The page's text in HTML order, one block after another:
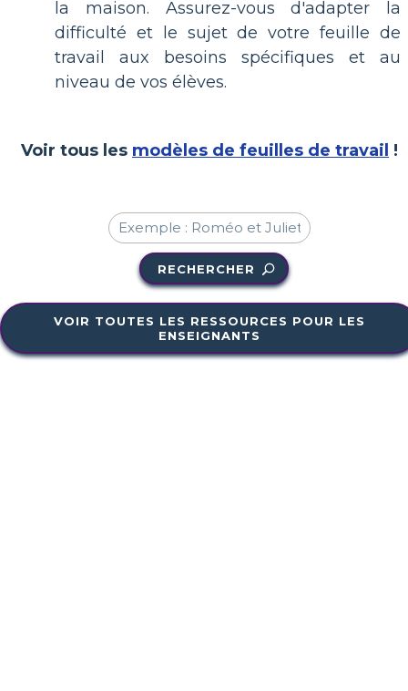
la maison. Assurez-vous d'adapter la
difficulté et le sujet de votre feuille de
travail aux besoins spécifiques et au
niveau de vos élèves.
Voir tous les modèles de feuilles de travail !
RECHERCHER
VOIR TOUTES LES RESSOURCES POUR LES
ENSEIGNANTS